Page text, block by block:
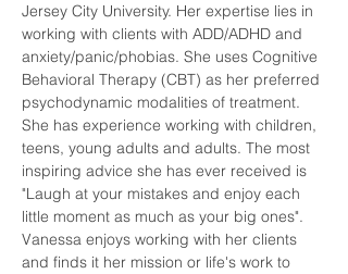
Jersey City University. Her expertise lies in
working with clients with ADD/ADHD and
anxiety/panic/phobias. She uses Cognitive
Behavioral Therapy (CBT) as her preferred
psychodynamic modalities of treatment.
She has experience working with children,
teens, young adults and adults. The most
inspiring advice she has ever received is
"Laugh at your mistakes and enjoy each
little moment as much as your big ones".
Vanessa enjoys working with her clients
and finds it her mission or life's work to